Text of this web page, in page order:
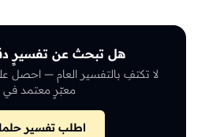
هل تبحث عن تفسيرٍ
لا تكتفِ بالتفسير العام —
معبّرٍ معتمد في
اطلب تفسير